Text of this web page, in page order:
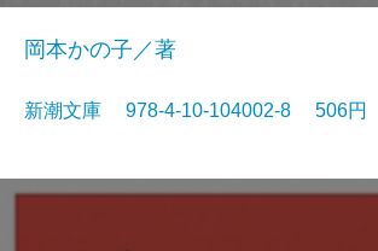
岡本かの子／著
新潮文庫 978-4-10-104002-8 506円